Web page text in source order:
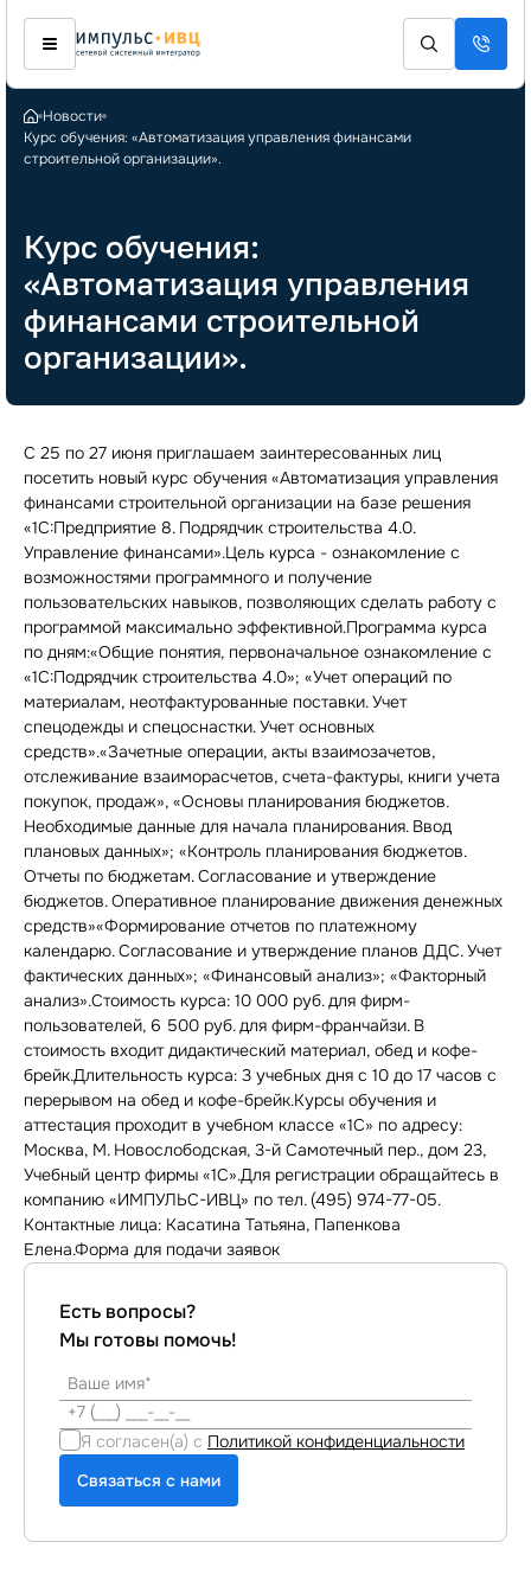
Новости
Курс обучения: «Автоматизация управления финансами
строительной организации».
Курс обучения:
«Автоматизация управления
финансами строительной
организации».
С 25 по 27 июня приглашаем заинтересованных лиц
посетить новый курс обучения «Автоматизация управления
финансами строительной организации на базе решения
«1С:Предприятие 8. Подрядчик строительства 4.0.
Управление финансами».Цель курса - ознакомление с
возможностями программного и получение
пользовательских навыков, позволяющих сделать работу с
программой максимально эффективной.Программа курса
по дням:«Общие понятия, первоначальное ознакомление с
«1С:Подрядчик строительства 4.0»; «Учет операций по
материалам, неотфактурованные поставки. Учет
спецодежды и спецоснастки. Учет основных
средств».«Зачетные операции, акты взаимозачетов,
отслеживание взаиморасчетов, счета-фактуры, книги учета
покупок, продаж», «Основы планирования бюджетов.
Необходимые данные для начала планирования. Ввод
плановых данных»; «Контроль планирования бюджетов.
Отчеты по бюджетам. Согласование и утверждение
бюджетов. Оперативное планирование движения денежных
средств»«Формирование отчетов по платежному
календарю. Согласование и утверждение планов ДДС. Учет
фактических данных»; «Финансовый анализ»; «Факторный
анализ».Стоимость курса: 10 000 руб. для фирм-
пользователей, 6 500 руб. для фирм-франчайзи. В
стоимость входит дидактический материал, обед и кофе-
брейк.Длительность курса: 3 учебных дня с 10 до 17 часов с
перерывом на обед и кофе-брейк.Курсы обучения и
аттестация проходит в учебном классе «1С» по адресу:
Москва, М. Новослободская, 3-й Самотечный пер., дом 23,
Учебный центр фирмы «1С».Для регистрации обращайтесь в
компанию «ИМПУЛЬС-ИВЦ» по тел. (495) 974-77-05.
Контактные лица: Касатина Татьяна, Папенкова
Елена.Форма для подачи заявок
Есть вопросы?
Мы готовы помочь!
Я согласен(а) с Политикой конфиденциальности
Связаться с нами